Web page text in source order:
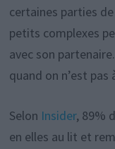
certaines parties
petits complexes
avec son
quand on n’est pas
Selon Insider, 89%
en elles au lit et